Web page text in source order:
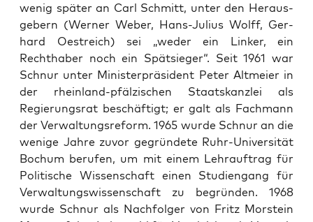
wenig später an Carl Schmitt, unter den Her­aus­
ge­bern (Wern­er Weber, Hans-Julius Wolff, Ger­
hard Oestre­ich) sei „wed­er ein Link­er, ein
Rechthaber noch ein Spät­sieger“. Seit 1961 war
Schnur unter Min­is­ter­präsi­dent Peter Alt­meier in
der rhein­land-pfälzis­chen Staatskan­zlei als
Regierungsrat beschäftigt; er galt als Fach­mann
der Ver­wal­tungsre­form. 1965 wurde Schnur an die
wenige Jahre zuvor gegrün­dete Ruhr-Uni­ver­sität
Bochum berufen, um mit einem Lehrauf­trag für
Poli­tis­che Wis­senschaft einen Stu­di­en­gang für
Ver­wal­tungswis­senschaft zu begrün­den. 1968
wurde Schnur als Nach­fol­ger von Fritz Morstein